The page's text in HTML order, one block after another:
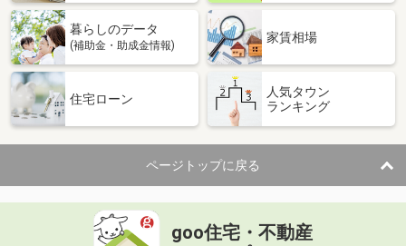
暮らしのデータ
(補助金・助成金情報)
家賃相場
住宅ローン
人気タウン
ランキング
ページトップに戻る
goo住宅・不動産